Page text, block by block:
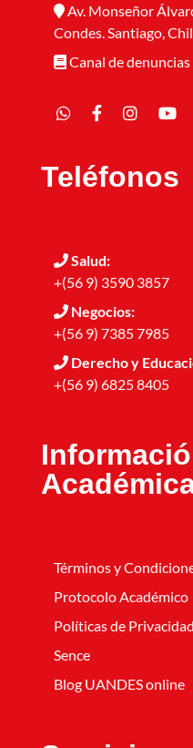
Av. Monseñor
Condes. Santiago,
Canal de denuncias
Teléfonos
Salud:
+(56 9) 3590 3857
Negocios:
+(56 9) 7385 7985
Derecho y
+(56 9) 6825 8405
Términos y
Protocolo Académico
Políticas de Privacidad
Sence
Blog UANDES online